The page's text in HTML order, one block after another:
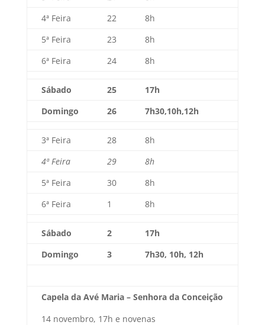
4ª Feira
22
8h
5ª Feira
23
8h
6ª Feira
24 8h
Sábado 25
17h
Domingo
26 7h30,10h,12h
3ª Feira 28
8h
4ª Feira
29
8h
5ª Feira
30
8h
6ª Feira
1 8h
Sábado 2
17h
Domingo
3 7h30, 10h, 12h
Capela da Avé Maria – Senhora da Conceição
14 novembro, 17h e novenas